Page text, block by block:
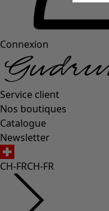
Connexion
Service client
Nos boutiques
Catalogue
Newsletter
CH-FRCH-FR